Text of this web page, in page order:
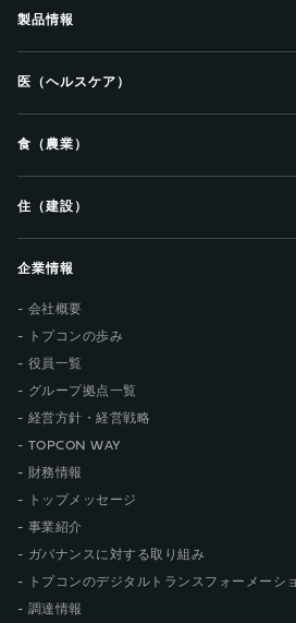
製品情報
医（ヘルスケア）
食（農業）
住（建設）
企業情報
会社概要
トプコンの歩み
役員一覧
グループ拠点一覧
経営方針・経営戦略
TOPCON WAY
財務情報
トップメッセージ
事業紹介
ガバナンスに対する取り組み
トプコンのデジタルトランスフォーメーシ
調達情報